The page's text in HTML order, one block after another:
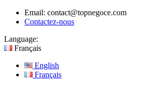
Email: contact@topnegoce.com
Contactez-nous
Language:
Français
English
Français